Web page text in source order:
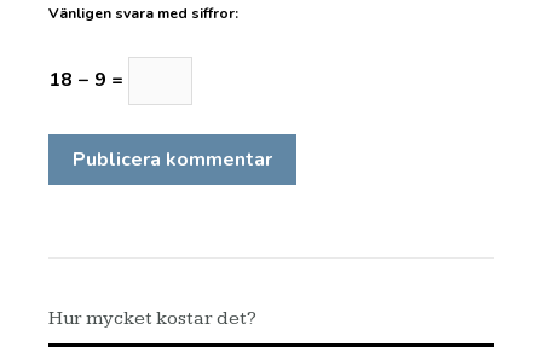
Vänligen svara med siffror:
18 − 9 =
Hur mycket kostar det?